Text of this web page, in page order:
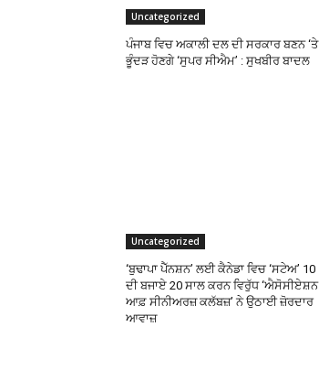
Uncategorized
ਪੰਜਾਬ ਵਿਚ ਅਕਾਲੀ ਦਲ ਦੀ ਸਰਕਾਰ ਬਣਨ ‘ਤੇ
ਭੂੰਦੜ ਹੋਣਗੇ ‘ਸੁਪਰ ਸੀਐਮ’ : ਸੁਖਬੀਰ ਬਾਦਲ
Uncategorized
‘ਬੁਢਾਪਾ ਪੈੱਨਸ਼ਨ’ ਲਈ ਕੈਨੇਡਾ ਵਿਚ ‘ਸਟੇਅ’ 10
ਦੀ ਬਜਾਏ 20 ਸਾਲ ਕਰਨ ਵਿਰੁੱਧ ‘ਐਸੋਸੀਏਸ਼ਨ
ਆਫ਼ ਸੀਨੀਅਰਜ਼ ਕਲੱਬਜ਼’ ਨੇ ਉਠਾਈ ਜ਼ੋਰਦਾਰ
ਆਵਾਜ਼